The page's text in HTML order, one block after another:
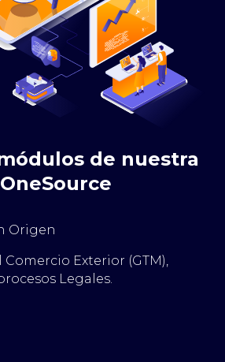
de nuestra
Origen
Exterior (GTM),
Legales.